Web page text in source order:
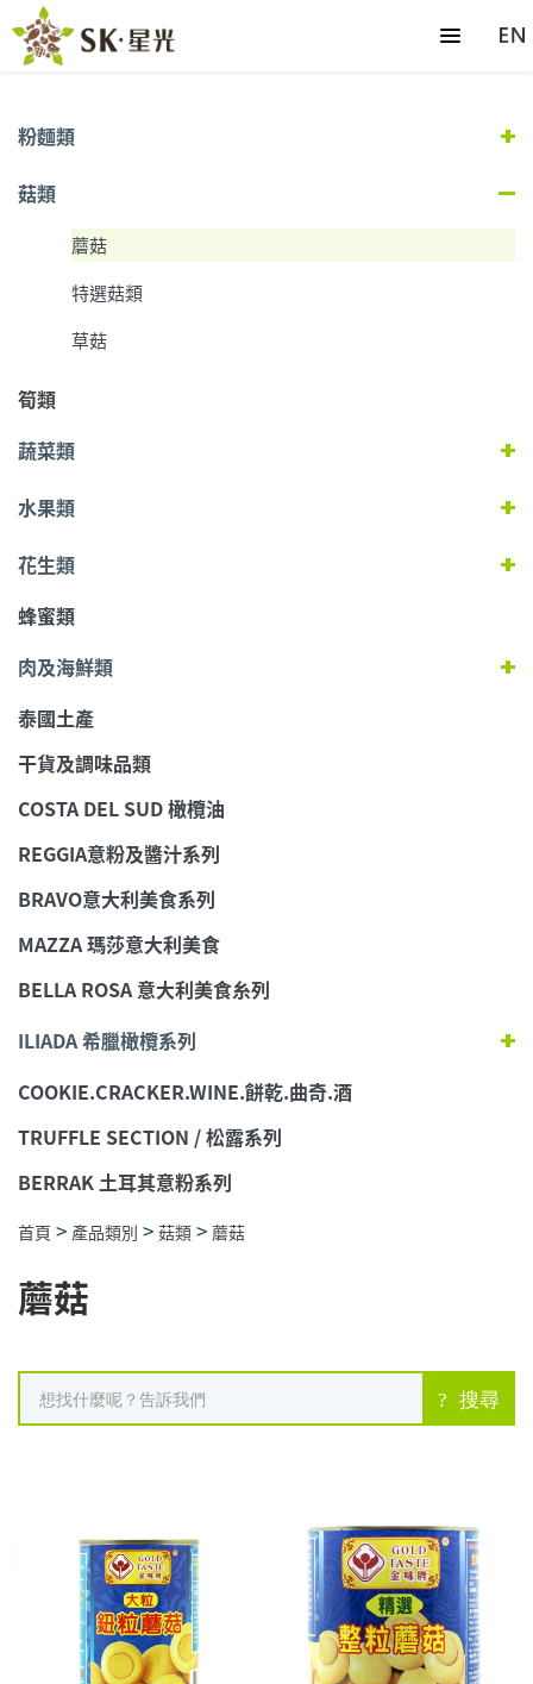
粉麵類
菇類
蘑菇
特選菇類
草菇
筍類
蔬菜類
水果類
花生類
蜂蜜類
肉及海鮮類
泰國土產
干貨及調味品類
COSTA DEL SUD 橄欖油
REGGIA意粉及醬汁系列
BRAVO意大利美食系列
MAZZA 瑪莎意大利美食
BELLA ROSA 意大利美食糸列
ILIADA 希臘橄欖系列
COOKIE.CRACKER.WINE.餅乾.曲奇.酒
TRUFFLE SECTION / 松露系列
BERRAK 土耳其意粉系列
首頁 > 產品類別 > 菇類 > 蘑菇
蘑菇
搜尋